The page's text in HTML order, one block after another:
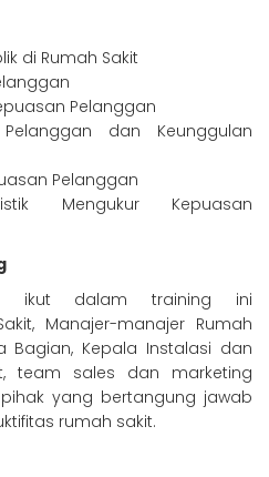
di Rumah Sakit
Pelanggan
dan Keunggulan
Pelanggan
Mengukur Kepuasan
ikut dalam training ini
Manajer-manajer Rumah
Bagian, Kepala Instalasi dan
team sales dan marketing
yang bertangung jawab
rumah sakit.